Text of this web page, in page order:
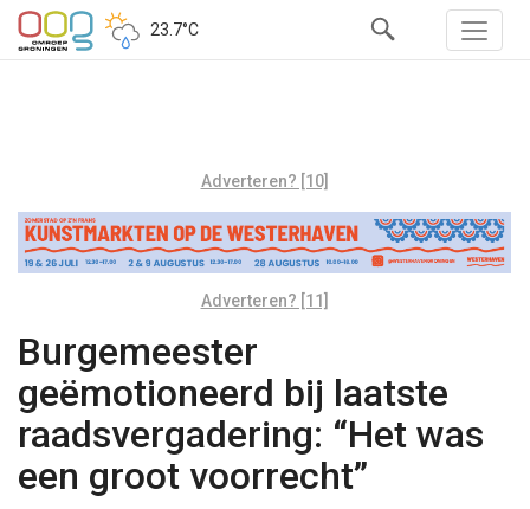
23.7°C
Adverteren? [10]
Adverteren? [11]
Burgemeester
geëmotioneerd bij laatste
raadsvergadering: “Het was
een groot voorrecht”